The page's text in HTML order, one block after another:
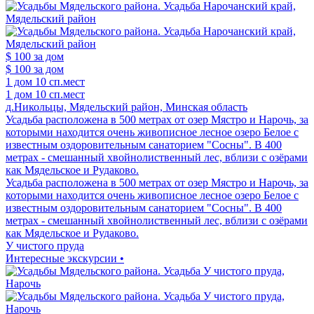
$ 100 за дом
$ 100 за дом
1 дом 10 сп.мест
1 дом 10 сп.мест
д.Никольцы, Мядельский район, Минская область
Усадьба расположена в 500 метрах от озер Мястро и Нарочь, за
которыми находится очень живописное лесное озеро Белое с
известным оздоровительным санаторием "Сосны". В 400
метрах - смешанный хвойнолиственный лес, вблизи с озёрами
как Мядельское и Рудаково.
Усадьба расположена в 500 метрах от озер Мястро и Нарочь, за
которыми находится очень живописное лесное озеро Белое с
известным оздоровительным санаторием "Сосны". В 400
метрах - смешанный хвойнолиственный лес, вблизи с озёрами
как Мядельское и Рудаково.
У чистого пруда
Интересные экскурсии •